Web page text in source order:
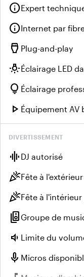
infoExpert
infoInternet par
settings_input_hdmi Plug-and-play
wb_incandescentÉclairage LED
lightbulb Éclairage
play_arrow Équipement AV
DIVERTISSEMENT
graphic_eq DJ autorisé
celebrationFête à
celebrationFête à
speaker_groupGroupe de
volume_down Limite du
mic Micros